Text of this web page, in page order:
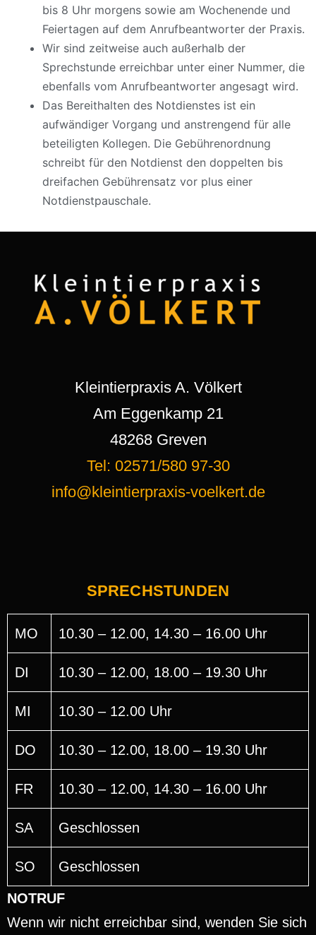
bis 8 Uhr morgens sowie am Wochenende und
Feiertagen auf dem Anrufbeantworter der Praxis.
Wir sind zeitweise auch außerhalb der
Sprechstunde erreichbar unter einer Nummer, die
ebenfalls vom Anrufbeantworter angesagt wird.
Das Bereithalten des Notdienstes ist ein
aufwändiger Vorgang und anstrengend für alle
beteiligten Kollegen. Die Gebührenordnung
schreibt für den Notdienst den doppelten bis
dreifachen Gebührensatz vor plus einer
Notdienstpauschale.
Kleintierpraxis A. Völkert
Am Eggenkamp 21
48268 Greven
Tel: 02571/580 97-30
info@kleintierpraxis-voelkert.de
SPRECHSTUNDEN
MO 10.30 – 12.00, 14.30 – 16.00 Uhr
DI 10.30 – 12.00, 18.00 – 19.30 Uhr
MI 10.30 – 12.00 Uhr
DO 10.30 – 12.00, 18.00 – 19.30 Uhr
FR 10.30 – 12.00, 14.30 – 16.00 Uhr
SA Geschlossen
SO Geschlossen
NOTRUF
Wenn wir nicht erreichbar sind, wenden Sie sich